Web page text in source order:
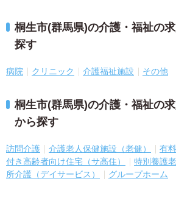
桐生市(群馬県)の介護・福祉の
探す
病院 クリニック 介護福祉施設 その他
桐生市(群馬県)の介護・福祉の
から探す
訪問介護 介護老人保健施設（老健） 有
付き高齢者向け住宅（サ高住）
特別養護
所介護（デイサービス）
グループホーム